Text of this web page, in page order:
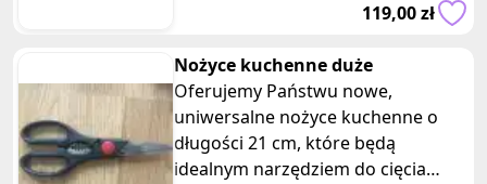
119,00 zł
Nożyce kuchenne duże
Oferujemy Państwu nowe,
uniwersalne nożyce kuchenne o
długości 21 cm, które będą
idealnym narzędziem do cięcia